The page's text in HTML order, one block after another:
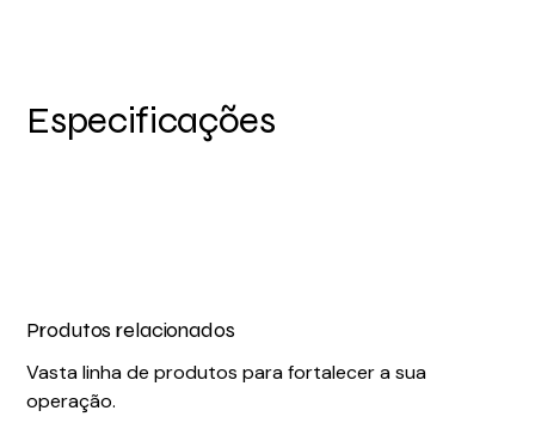
Especificações
Produtos relacionados
Vasta linha de produtos para fortalecer a sua
operação.